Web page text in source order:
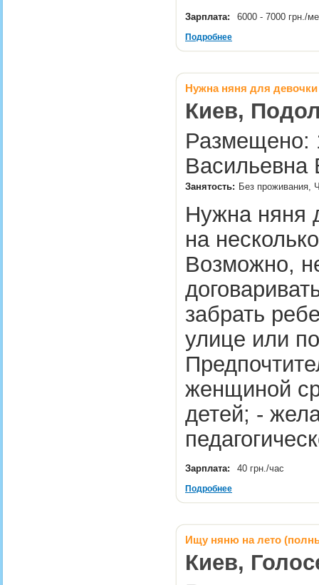
Зарплата: 6000 - 7000 грн./
Подробнее
Нужна няня для девочки
Киев,
Размещено:
Васильевна
Занятость: Без проживания,
Нужна няня
на
Возможно,
забрать
улице или
женщиной
детей; -
Зарплата: 40 грн./час
Подробнее
Ищу няню на лето
Киев,